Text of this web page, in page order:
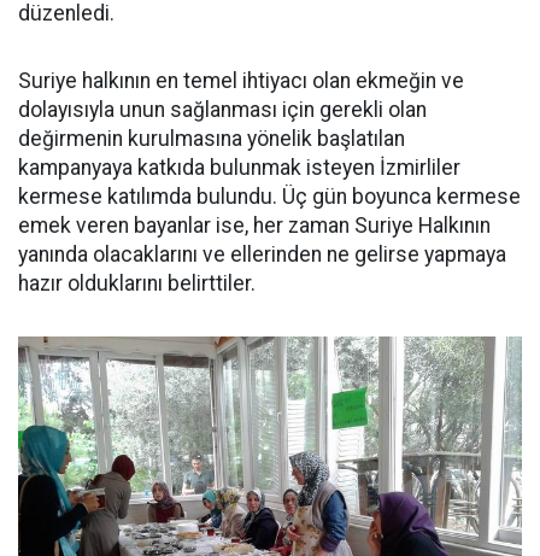
düzenledi.
Suriye halkının en temel ihtiyacı olan ekmeğin ve
dolayısıyla unun sağlanması için gerekli olan
değirmenin kurulmasına yönelik başlatılan
kampanyaya katkıda bulunmak isteyen İzmirliler
kermese katılımda bulundu. Üç gün boyunca kermese
emek veren bayanlar ise, her zaman Suriye Halkının
yanında olacaklarını ve ellerinden ne gelirse yapmaya
hazır olduklarını belirttiler.